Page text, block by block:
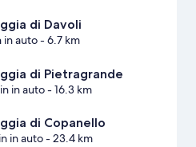
di Davoli
in auto- 6.7 km
di Pietragrande
in auto- 16.3 km
di Copanello
in auto- 23.4 km